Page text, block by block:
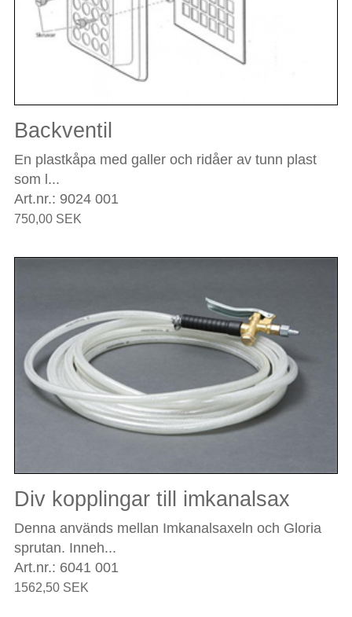
Backventil
En plastkåpa med galler och ridåer av tunn plast
som l...
Art.nr.: 9024 001
750,00 SEK
Div kopplingar till imkanalsax
Denna används mellan Imkanalsaxeln och Gloria
sprutan. Inneh...
Art.nr.: 6041 001
1562,50 SEK